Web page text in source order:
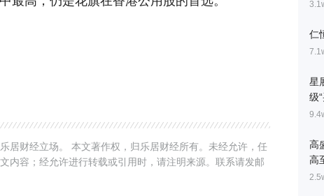
仁
星
级
高
高
居财经立场。 本文著作权，归乐居财经所有。未经允许，任
内容；经允许进行转载或引用时，请注明来源。联系请发邮